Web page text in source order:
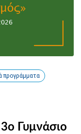
προγράμματα
Γυμνάσιο